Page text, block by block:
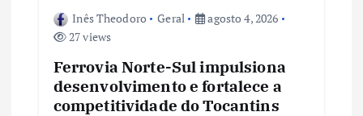
Inês Theodoro Geral
agosto 4, 2026
27 views
Ferrovia Norte-Sul impulsiona
desenvolvimento e fortalece a
competitividade do Tocantins